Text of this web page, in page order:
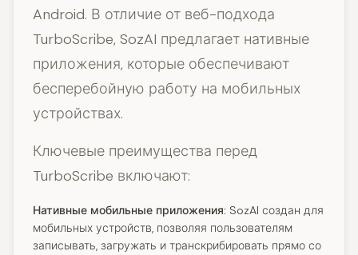
Android. В отличие от веб-подхода
TurboScribe, SozAI предлагает нативные
приложения, которые обеспечивают
бесперебойную работу на мобильных
устройствах.
Ключевые преимущества перед
TurboScribe включают:
Нативные мобильные приложения: SozAI создан для
мобильных устройств, позволяя пользователям
записывать, загружать и транскрибировать прямо со